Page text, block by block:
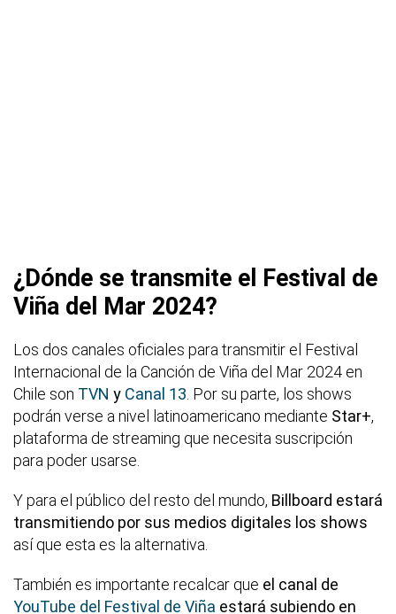
¿Dónde se transmite el Festival de
Viña del Mar 2024?
Los dos canales oficiales para transmitir el Festival
Internacional de la Canción de Viña del Mar 2024 en
Chile son TVN y Canal 13 . Por su parte, los shows
podrán verse a nivel latinoamericano mediante Star+,
plataforma de streaming que necesita suscripción
para poder usarse.
Y para el público del resto del mundo, Billboard estará
transmitiendo por sus medios digitales los shows
así que esta es la alternativa.
También es importante recalcar que el canal de
YouTube del Festival de Viña estará subiendo en